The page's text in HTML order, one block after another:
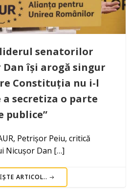
senatorilor
Dan își arogă singur
Constituția nu i-l
a secretiza o parte
publice”
Petrișor Peiu, critică
Nicușor Dan […]
ARTICOL..